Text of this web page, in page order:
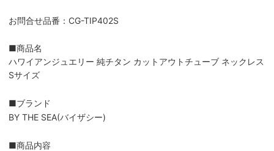
お問合せ品番：CG-TIP402S
■商品名
ハワイアンジュエリー 純チタン カットアウトチューブ ネックレス
Sサイズ
■ブランド
BY THE SEA(バイザシー)
■商品内容